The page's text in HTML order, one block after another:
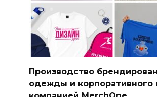
Производство
одежды и корпоративного